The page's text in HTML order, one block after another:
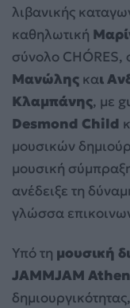
λιβανικής
καθηλωτική
σύνολο CHÓRES,
Μανώλης και
Κλαμπάνης, με
Desmond Child
μουσικών
μουσική
ανέδειξε τη
γλώσσα
Υπό τη μουσική
JAMMJAM